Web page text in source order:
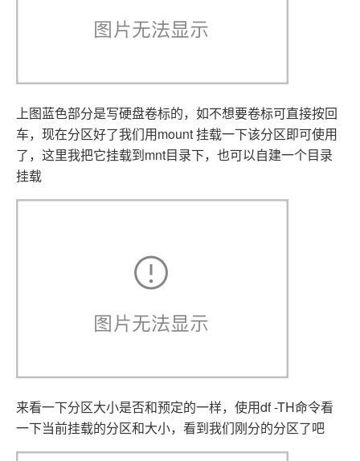
上图蓝色部分是写硬盘卷标的，如不想要卷标可直接按回
车，现在分区好了我们用mount 挂载一下该分区即可使用
了，这里我把它挂载到mnt目录下，也可以自建一个目录
挂载
来看一下分区大小是否和预定的一样，使用df -TH命令看
一下当前挂载的分区和大小，看到我们刚分的分区了吧